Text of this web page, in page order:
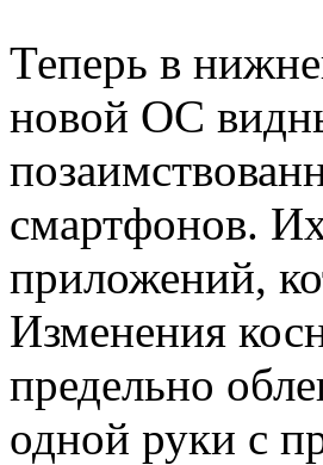
Теперь в
новой ОС
смартфонов.
приложений,
Изменения
предельно
одной руки с